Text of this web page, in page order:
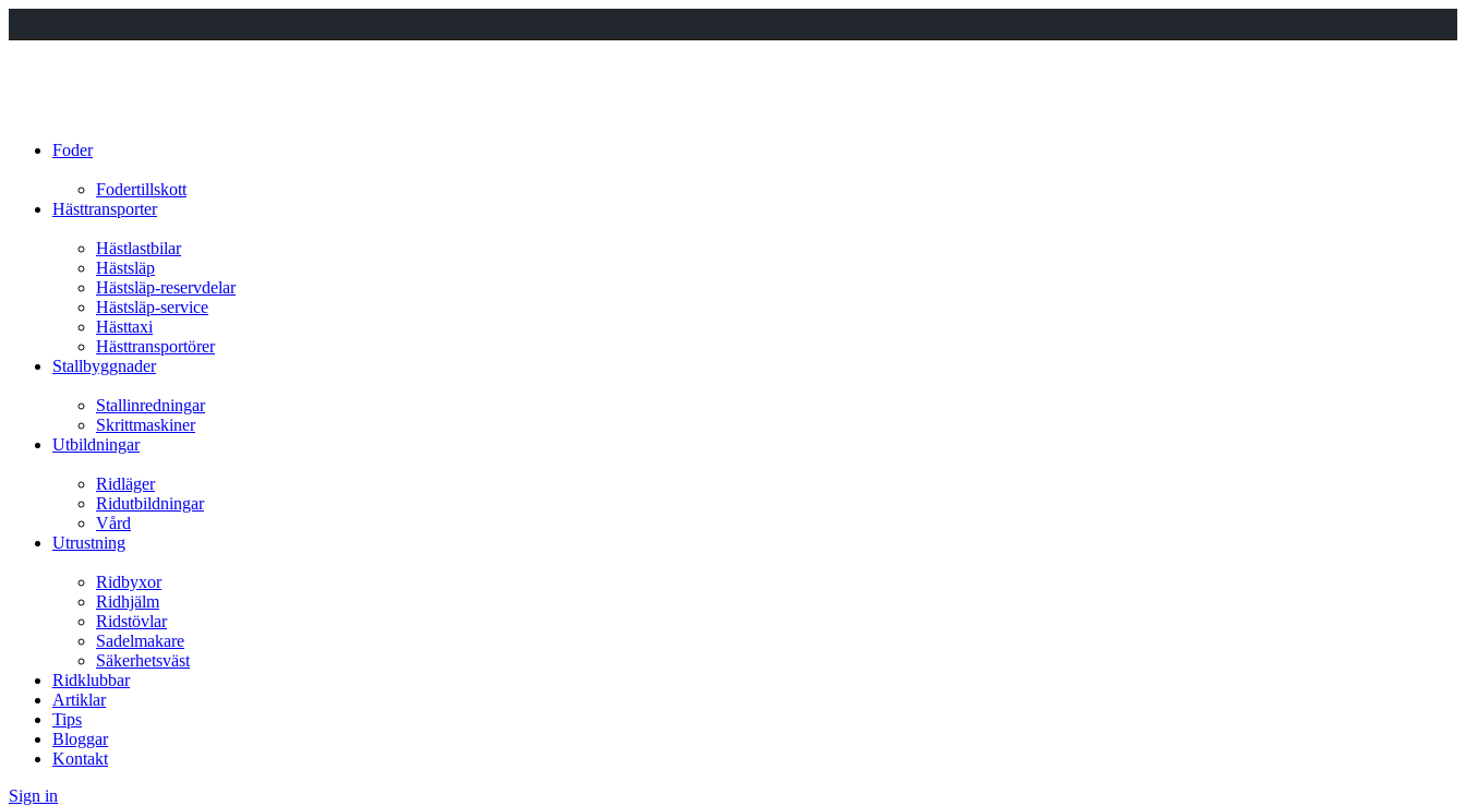
Foder
Fodertillskott
Hästtransporter
Hästlastbilar
Hästsläp
Hästsläp-reservdelar
Hästsläp-service
Hästtaxi
Hästtransportörer
Stallbyggnader
Stallinredningar
Skrittmaskiner
Utbildningar
Ridläger
Ridutbildningar
Vård
Utrustning
Ridbyxor
Ridhjälm
Ridstövlar
Sadelmakare
Säkerhetsväst
Ridklubbar
Artiklar
Tips
Bloggar
Kontakt
Sign in